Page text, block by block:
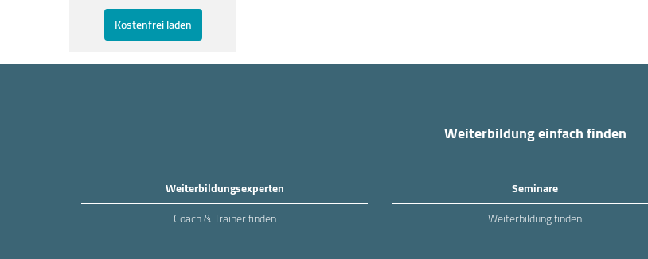
Kostenfrei laden
Weiterbildung einfach finden
Weiterbildungsexperten
Coach & Trainer finden
Seminare
Weiterbildung finden